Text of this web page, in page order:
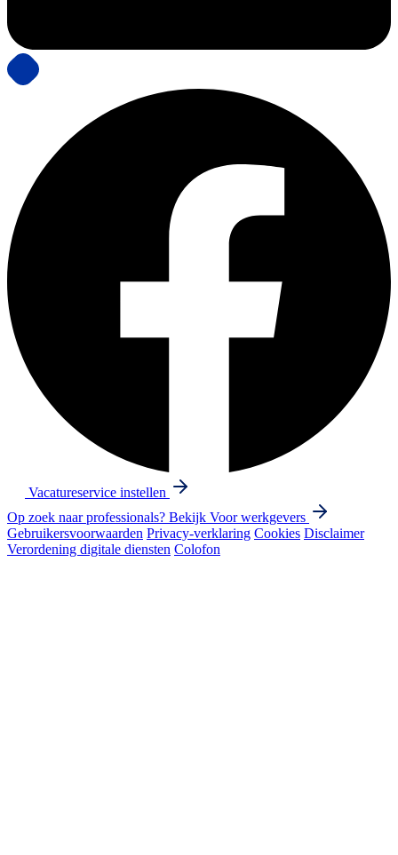
Vacatureservice instellen
Op zoek naar professionals? Bekijk Voor werkgevers
Gebruikersvoorwaarden Privacy-verklaring Cookies Disclaimer
Verordening digitale diensten Colofon